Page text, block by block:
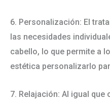
6. Personalización: El
las necesidades
cabello, lo que permite a
estética personalizarlo
7. Relajación: Al igual